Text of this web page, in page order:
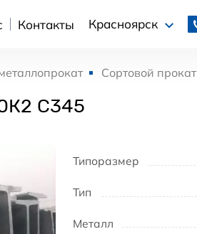
Контакты Красноярск
Сортовой прокат
С345
Типоразмер
Тип
Металл